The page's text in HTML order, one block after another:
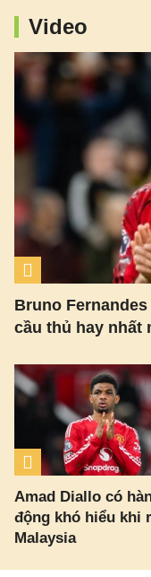
Video
Bruno
cầu thủ hay nhất
Amad Diallo có
động khó hiểu khi
Malaysia